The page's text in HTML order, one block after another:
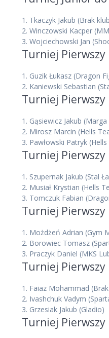
1. Tkaczyk Jakub (Brak
2. Winczowski Kacper
3. Wojciechowski Jan
Turniej Pierwszy
1. Guzik Łukasz (Dragon
2. Kaniewski Sebastian
Turniej Pierwszy
1. Gąsiewicz Jakub
2. Mirosz Marcin (Hells
3. Pawłowski Patryk
Turniej Pierwszy
1. Szupernak Jakub (Stal
2. Musiał Krystian (Hells
3. Tomczuk Fabian
Turniej Pierwszy
1. Możdżeń Adrian (Gym
2. Borowiec Tomasz
3. Praczyk Daniel (MKS
Turniej Pierwszy
1. Faiaz Mohammad
2. Ivashchuk Vadym
3. Grzesiak Jakub (Gladio)
Turniej Pierwszy